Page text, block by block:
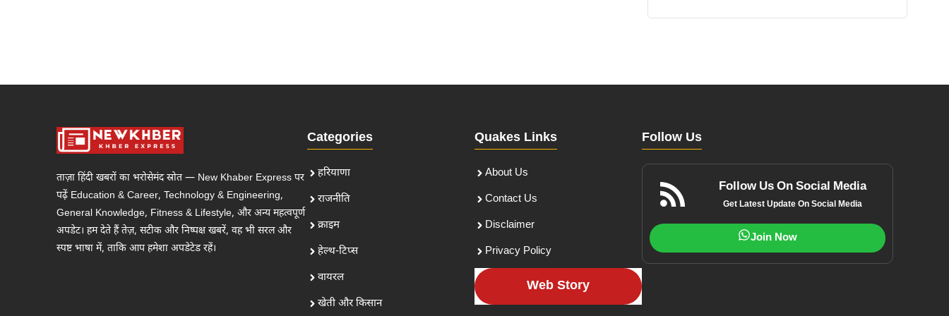
ताज़ा हिंदी खबरों का भरोसेमंद स्रोत — New Khaber Express पर
पढ़ें Education & Career, Technology & Engineering,
General Knowledge, Fitness & Lifestyle, और अन्य महत्वपूर्ण
अपडेट। हम देते हैं तेज़, सटीक और निष्पक्ष खबरें, वह भी सरल और
स्पष्ट भाषा में, ताकि आप हमेशा अपडेटेड रहें।
Categories
हरियाणा
राजनीति
क्राइम
हेल्थ-टिप्स
वायरल
खेती और किसान
Quakes Links
About Us
Contact Us
Disclaimer
Privacy Policy
Web Story
Follow Us
Follow Us On Social Media
Get Latest Update On Social Media
Join Now